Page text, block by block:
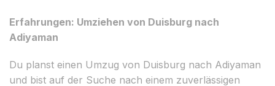
Erfahrungen: Umziehen von Duisburg nach
Adiyaman
Du planst einen Umzug von Duisburg nach Adiyaman
und bist auf der Suche nach einem zuverlässigen